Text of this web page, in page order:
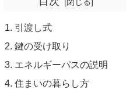
引渡し式
鍵の受け取り
エネルギーパスの説明
住まいの暮らし方